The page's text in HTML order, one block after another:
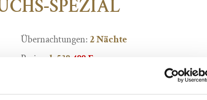
SPEZIAL
Übernachtungen:2 Nächte
Preis:
ab 538 499 Euro